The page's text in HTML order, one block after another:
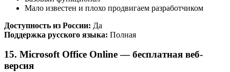
Мало известен и плохо продвигаем разработчиком
Доступность из России: Да
Поддержка русского языка: Полная
15. Microsoft Office Online — бесплатная веб-
версия